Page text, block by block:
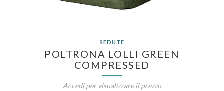
SEDUTE
POLTRONA LOLLI GREEN
COMPRESSED
Accedi per visualizzare il prezzo